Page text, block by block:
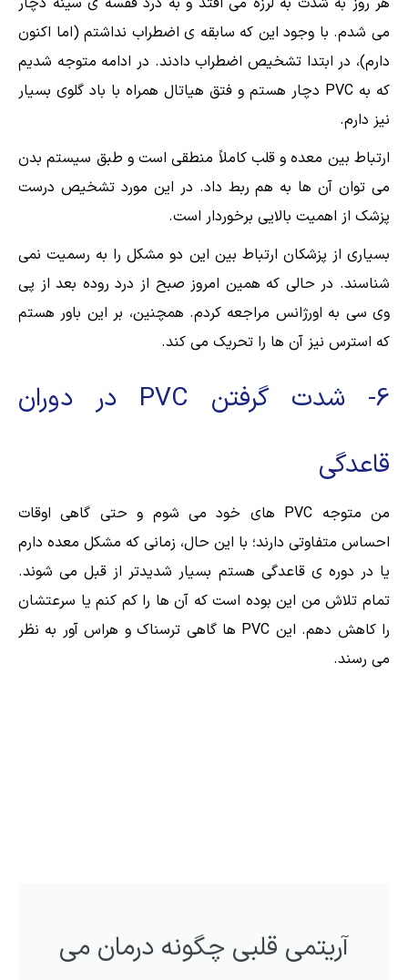
می شدم. با وجود این که سابقه ی اضطراب نداشتم (اما اکنون
دارم)، در ابتدا تشخیص اضطراب دادند. در ادامه متوجه شدیم
که به PVC دچار هستم و فتق هیاتال همراه با باد گلوی بسیار
نیز دارم.
ارتباط بین معده و قلب کاملاً منطقی است و طبق سیستم بدن
می توان آن ها به هم ربط داد. در این مورد تشخیص درست
پزشک از اهمیت بالایی برخوردار است.
بسیاری از پزشکان ارتباط بین این دو مشکل را به رسمیت نمی
شناسند. در حالی که همین امروز صبح از درد روده بعد از پی
وی سی به اورژانس مراجعه کردم. همچنین، بر این باور هستم
که استرس نیز آن ها را تحریک می کند.
6- شدت گرفتن PVC در دوران
قاعدگی
من متوجه PVC های خود می شوم و حتی گاهی اوقات
احساس متفاوتی دارند؛ با این حال، زمانی که مشکل معده دارم
یا در دوره ی قاعدگی هستم بسیار شدیدتر از قبل می شوند.
تمام تلاش من این بوده است که آن ها را کم کنم یا سرعتشان
را کاهش دهم. این PVC ها گاهی ترسناک و هراس آور به نظر
می رسند.
آریتمی قلبی چگونه درمان می